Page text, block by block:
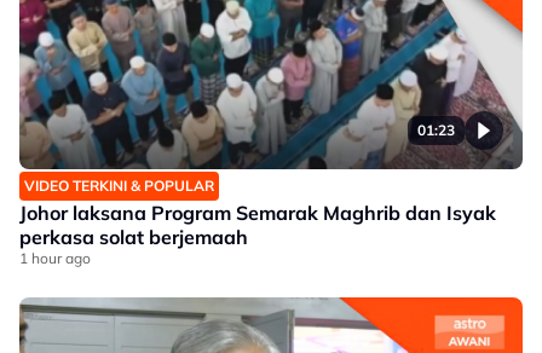
01:23
VIDEO TERKINI & POPULAR
Johor laksana Program Semarak Maghrib dan Isyak
perkasa solat berjemaah
1 hour ago